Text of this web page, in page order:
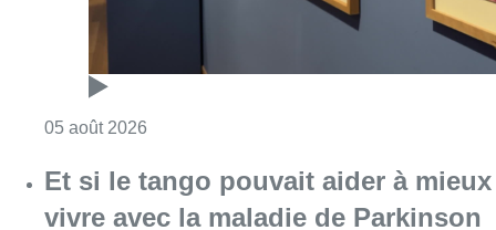
05 août 2026
Et si le tango pouvait aider à mieux
vivre avec la maladie de Parkinson